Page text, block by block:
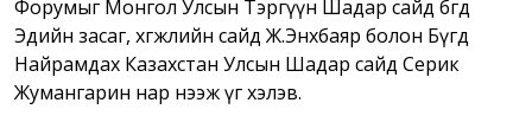
Форумыг Монгол Улсын Тэргүүн Шадар сайд бөгөөд
Эдийн засаг, хөгжлийн сайд Ж.Энхбаяр болон Бүгд
Найрамдах Казахстан Улсын Шадар сайд Серик
Жумангарин нар нээж үг хэлэв.